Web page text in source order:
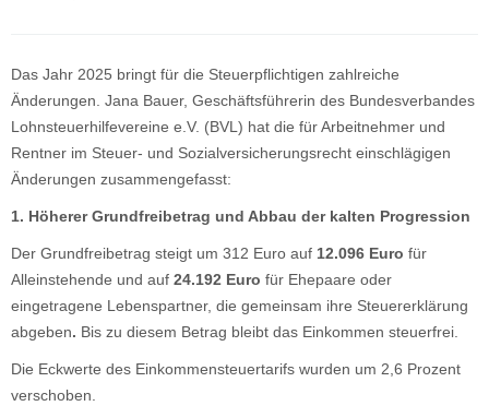
Das Jahr 2025 bringt für die Steuerpflichtigen zahlreiche
Änderungen. Jana Bauer, Geschäftsführerin des Bundesverbandes
Lohnsteuerhilfevereine e.V. (BVL) hat die für Arbeitnehmer und
Rentner im Steuer- und Sozialversicherungsrecht einschlägigen
Änderungen zusammengefasst:
1. Höherer Grundfreibetrag und Abbau der kalten Progression
Der Grundfreibetrag steigt um 312 Euro auf 12.096 Euro für
Alleinstehende und auf 24.192 Euro für Ehepaare oder
eingetragene Lebenspartner, die gemeinsam ihre Steuererklärung
abgeben. Bis zu diesem Betrag bleibt das Einkommen steuerfrei.
Die Eckwerte des Einkommensteuertarifs wurden um 2,6 Prozent
verschoben.